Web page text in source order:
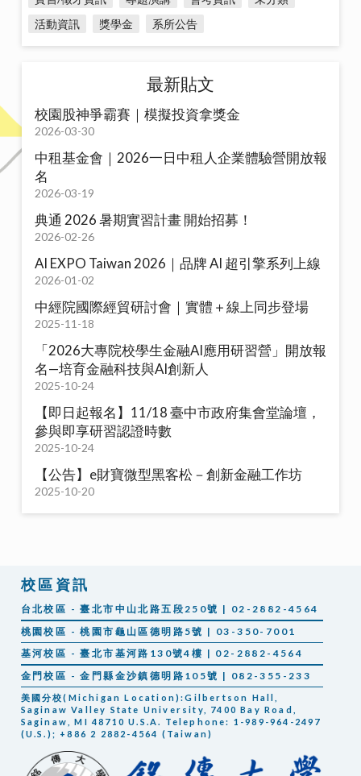
活動資訊
獎學金 系所公告
最新貼文
校園股神爭霸賽｜模擬投資拿獎金
2026-03-30
中租基金會｜2026一日中租人企業體驗營開放報
名
2026-03-19
典通 2026 暑期實習計畫 開始招募！
2026-02-26
AI EXPO Taiwan 2026｜品牌 AI 超引擎系列上線
2026-01-02
中經院國際經貿研討會｜實體＋線上同步登場
2025-11-18
「2026大專院校學生金融AI應用研習營」開放報
名—培育金融科技與AI創新人
2025-10-24
【即日起報名】11/18 臺中市政府集會堂論壇，
參與即享研習認證時數
2025-10-24
【公告】e財寶微型黑客松－創新金融工作坊
2025-10-20
校區資訊
台北校區 - 臺北市中山北路五段250號 | 02-2882-4564
桃園校區 - 桃園市龜山區德明路5號 | 03-350-7001
基河校區 - 臺北市基河路130號4樓 | 02-2882-4564
金門校區 - 金門縣金沙鎮德明路105號 | 082-355-233
美國分校(Michigan Location):Gilbertson Hall,
Saginaw Valley State University, 7400 Bay Road,
Saginaw, MI 48710 U.S.A. Telephone: 1-989-964-2497
(U.S.); +886 2 2882-4564 (Taiwan)